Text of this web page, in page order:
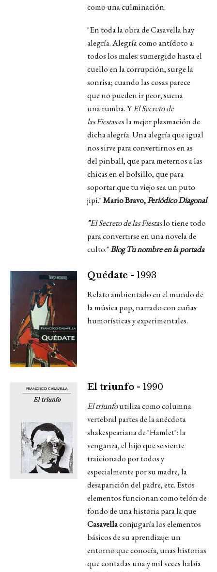
como una culminación.
"En toda la obra de Casavella hay
alegría. Alegría como antídoto a
todos los males: sumergido hasta el
cuello en la corrupción, surge la
sonrisa; cuando las cosas parece
que no pueden ir peor, suena
una rumba. YEl Secreto de
las Fiestases la mejor plasmación de
dicha alegría. Una alegría que igual
nos sirve para convertirnos en as
del pinball, que para meternos a las
chicas en el bolsillo, que para
soportar que tu viejo sea un puto
jipi."Mario Bravo,Periódico Diagonal
"El Secreto de las Fiestaslo tiene todo
para convertirse en una novela de
culto."Blog Tu nombre en la portada
Quédate - 1993
Relato ambientado en el mundo de
la música pop, narrado con cuñas
humorísticas y experimentales.
El triunfo - 1990
El triunfoutiliza como columna
vertebral partes de la anécdota
shakespeariana de "Hamlet": la
venganza, el hijo que se siente
traicionado por todos y
especialmente por su madre, la
desaparición del padre, etc. Estos
elementos funcio­nan como telón de
fondo de una historia para la que
Casavellaconjugaría los elementos
básicos de su aprendizaje: un
entorno que cono­cía, unas historias
que contadas una y mil veces había